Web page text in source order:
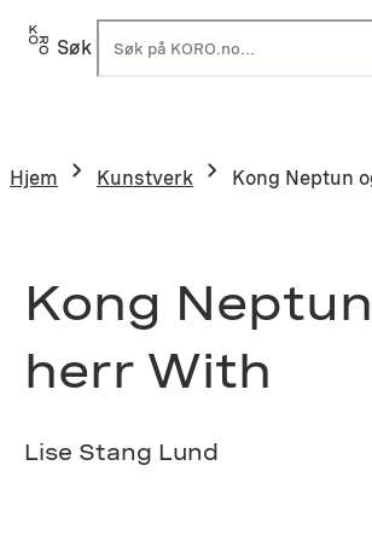
Hopp
Søk
Hjem Kunstverk Kong Neptun
Kong
herr With
Lise Stang Lund